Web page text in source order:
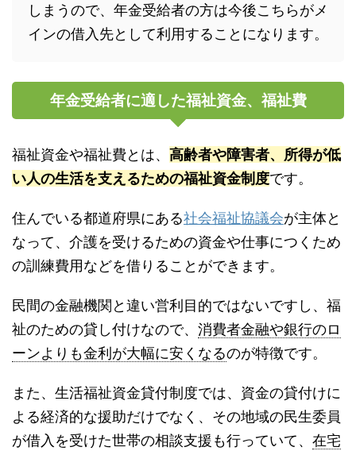
しまうので、年金受給者の方は今後こちらがメ
インの借入先として利用することになります。
年金受給者に適した福祉資金、福祉費
福祉資金や福祉費とは、 高齢者や障害者、所得が低
い人の生活を支えるための福祉資金制度です。
住んでいる都道府県にある社会福祉協議会が主体と
なって、介護を受けるための資金や仕事につくため
の訓練費用などを借りることができます。
民間の金融機関と違い営利目的ではないですし、福
祉のための貸し付けなので、 消費者金融や銀行のロ
ーンよりも金利が大幅に安くなるのが特徴です。
また、生活福祉資金貸付制度では、資金の貸付けに
よる経済的な援助だけでなく、その地域の民生委員
が借入を受けた世帯の相談支援も行っていて、 在宅